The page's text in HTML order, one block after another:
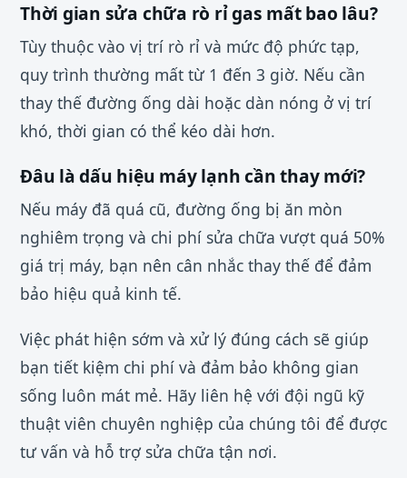
Thời gian sửa chữa rò rỉ gas mất bao lâu?
Tùy thuộc vào vị trí rò rỉ và mức độ phức tạp,
quy trình thường mất từ 1 đến 3 giờ. Nếu cần
thay thế đường ống dài hoặc dàn nóng ở vị trí
khó, thời gian có thể kéo dài hơn.
Đâu là dấu hiệu máy lạnh cần thay mới?
Nếu máy đã quá cũ, đường ống bị ăn mòn
nghiêm trọng và chi phí sửa chữa vượt quá 50%
giá trị máy, bạn nên cân nhắc thay thế để đảm
bảo hiệu quả kinh tế.
Việc phát hiện sớm và xử lý đúng cách sẽ giúp
bạn tiết kiệm chi phí và đảm bảo không gian
sống luôn mát mẻ. Hãy liên hệ với đội ngũ kỹ
thuật viên chuyên nghiệp của chúng tôi để được
tư vấn và hỗ trợ sửa chữa tận nơi.